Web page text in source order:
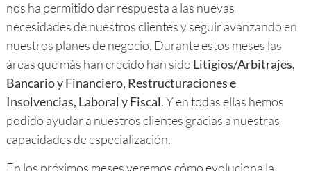
nos ha permitido dar respuesta a las nuevas
necesidades de nuestros clientes y seguir avanzando en
nuestros planes de negocio. Durante estos meses las
áreas que más han crecido han sido Litigios/Arbitrajes,
Bancario y Financiero, Restructuraciones e
Insolvencias, Laboral y Fiscal. Y en todas ellas hemos
podido ayudar a nuestros clientes gracias a nuestras
capacidades de especialización.
En los próximos meses veremos cómo evoluciona la